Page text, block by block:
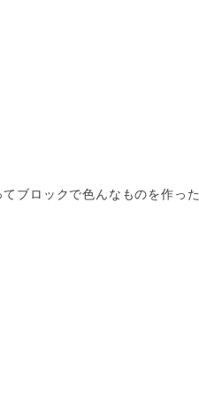
ブロックで色んなものを作った